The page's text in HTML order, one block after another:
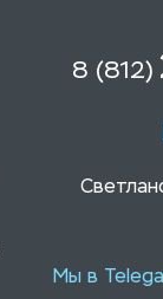
8 (812)
Мы в